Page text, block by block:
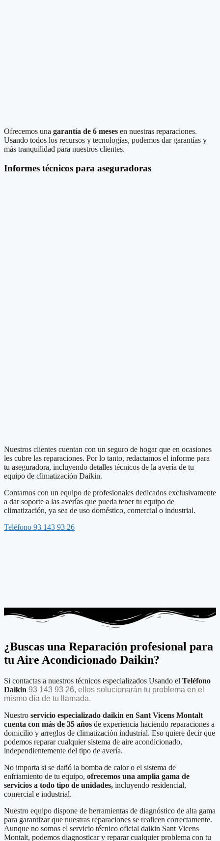
Ofrecemos una garantía de 6 meses en nuestras reparaciones.
Usando todos los recursos y tecnologías, podemos dar garantías y
más tranquilidad para nuestros clientes.
Informes técnicos para aseguradoras
Nuestros clientes cuentan con un seguro de hogar que en ocasiones
les cubre las reparaciones. Por lo tanto, redactamos el informe para
tu aseguradora, incluyendo detalles técnicos de la avería de tu
equipo de climatización Daikin.
Contamos con un equipo de profesionales dedicados exclusivamente
a dar soporte a las averías que pueda tener tu equipo de
climatización, ya sea de uso doméstico, comercial o industrial.
Teléfono 93 143 93 26
¿Buscas una Reparación profesional para
tu Aire Acondicionado Daikin?
Si contactas a nuestros técnicos especializados Usando el Teléfono
Daikin 93 143 93 26, ellos solucionarán tu problema en el
mismo día de tu llamada.
Nuestro servicio especializado daikin en Sant Vicens Montalt
cuenta con más de 35 años de experiencia haciendo reparaciones a
domicilio y arreglos de climatización industrial. Eso quiere decir que
podemos reparar cualquier sistema de aire acondicionado,
independientemente del tipo de avería.
No importa si se dañó la bomba de calor o el sistema de
enfriamiento de tu equipo, ofrecemos una amplia gama de
servicios a todo tipo de unidades, incluyendo residencial,
comercial e industrial.
Nuestro equipo dispone de herramientas de diagnóstico de alta gama
para garantizar que nuestras reparaciones se realicen correctamente.
Aunque no somos el servicio técnico oficial daikin Sant Vicens
Montalt, podemos diagnosticar y reparar cualquier problema con tu